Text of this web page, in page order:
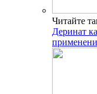
Читайте
Деринат